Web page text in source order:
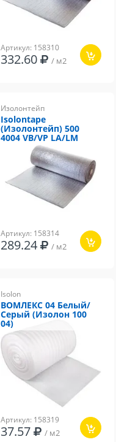
Артикул: 158310
332.60 / м2
Изолонтейп
Isolontape
(Изолонтейп) 500
4004 VB/VP LA/LM
Артикул: 158314
289.24 / м2
Isolon
ВОМЛЕКС 04 Белый/
Серый (Изолон 100
04)
Артикул: 158319
37.57 / м2